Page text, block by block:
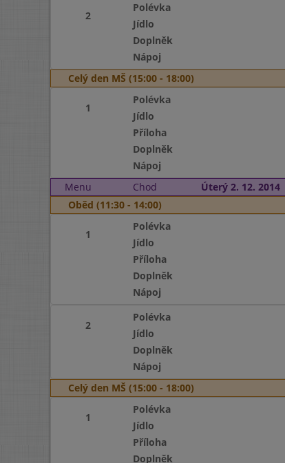
2
Polévka
Jídlo
Doplněk
Nápoj
Celý den MŠ (15:00 - 18:00)
1
Polévka
Jídlo
Příloha
Doplněk
Nápoj
Menu
Chod Úterý 2. 12. 2014
Oběd (11:30 - 14:00)
1
Polévka
Jídlo
Příloha
Doplněk
Nápoj
2
Polévka
Jídlo
Doplněk
Nápoj
Celý den MŠ (15:00 - 18:00)
1
Polévka
Jídlo
Příloha
Doplněk